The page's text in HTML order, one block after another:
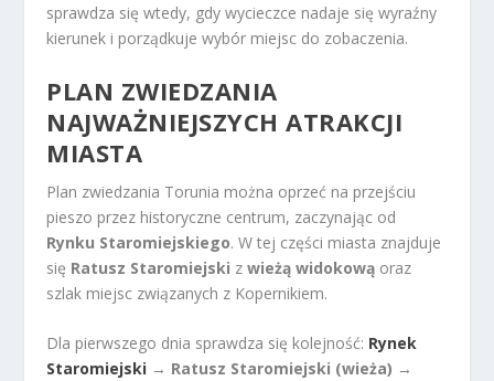
sprawdza się wtedy, gdy wycieczce nadaje się wyraźny
kierunek i porządkuje wybór miejsc do zobaczenia.
PLAN ZWIEDZANIA
NAJWAŻNIEJSZYCH ATRAKCJI
MIASTA
Plan zwiedzania Torunia można oprzeć na przejściu
pieszo przez historyczne centrum, zaczynając od
Rynku Staromiejskiego. W tej części miasta znajduje
się Ratusz Staromiejski zwieżą widokową oraz
szlak miejsc związanych z Kopernikiem.
Dla pierwszego dnia sprawdza się kolejność: Rynek
Staromiejski → Ratusz Staromiejski (wieża) →